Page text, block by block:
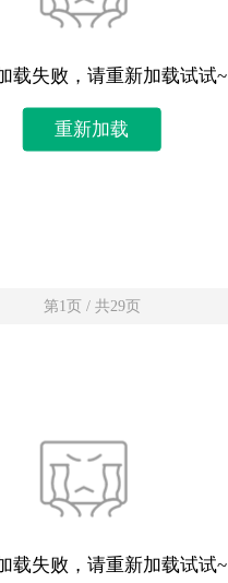
载失败，请重新加载试试~
重新加载
第1页 / 共29页
载失败，请重新加载试试~